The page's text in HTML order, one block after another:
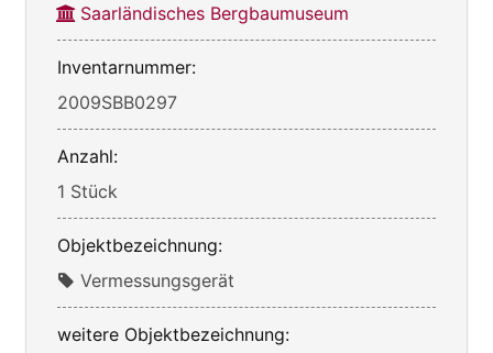
Saarländisches Bergbaumuseum
Inventarnummer:
2009SBB0297
Anzahl:
1 Stück
Objektbezeichnung:
Vermessungsgerät
weitere Objektbezeichnung: